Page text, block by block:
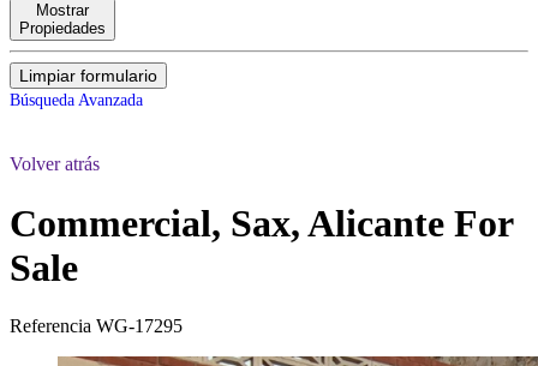
Mostrar
Propiedades
Limpiar formulario
Búsqueda Avanzada
Volver atrás
Commercial, Sax, Alicante For
Sale
Referencia WG-17295